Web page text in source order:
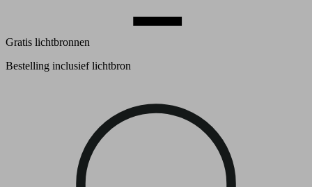
Gratis lichtbronnen
Bestelling inclusief lichtbron